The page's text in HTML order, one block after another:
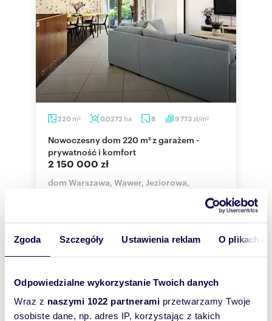
Zgoda Szczegóły Ustawienia reklam O plikach
Odpowiedzialne wykorzystanie Twoich danych
Wraz z naszymi 1022 partnerami przetwarzamy Twoje
osobiste dane, np. adres IP, korzystając z takich
220 m2 0,0272 ha 8 9 773zł/m2
Nowoczesny dom 220 m² z garażem -
prywatność i komfort
2 150 000 zł
dom Warszawa, Wawer, Jeziorowa,
Na sprzedaż NOWA OKAZYJNA CENA przestronny i
wygodny dom dla dużej rodziny ok 220 m2 bliźniak
na niewielkim osiedlu zamkniętym. ...